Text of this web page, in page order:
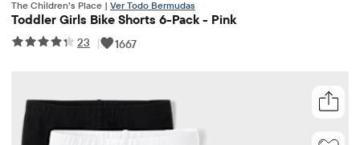
The Children’s Place | Ver Todo Bermudas
Toddler Girls Bike Shorts 6-Pack - Pink
23 | 1667